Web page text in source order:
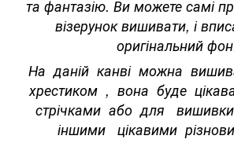
та фантазію. Ви можете самі
візерунок вишивати, і
оригінальний
На даній канві можна
хрестиком , вона буде
стрічками або для
іншими цікавими